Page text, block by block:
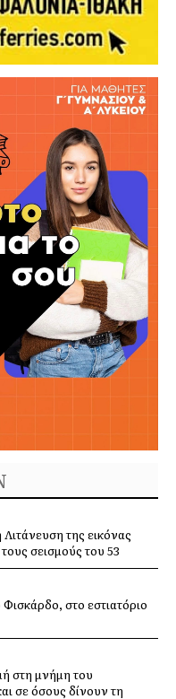
της εικόνας
σεισμούς του 53
στο εστιατόριο
στη μνήμη του
σε όσους δίνουν τη